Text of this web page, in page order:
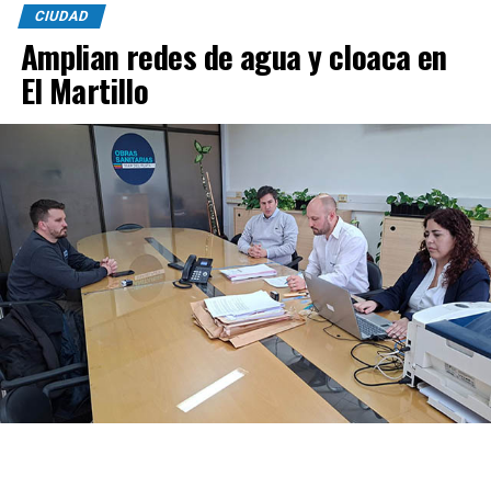
CIUDAD
Amplian redes de agua y cloaca en
El Martillo